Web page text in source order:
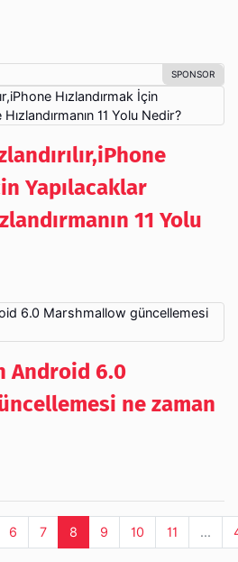
Yapılacaklar
11 Yolu
Android 6.0
ne zaman
6 7 8 9 10 11 ...